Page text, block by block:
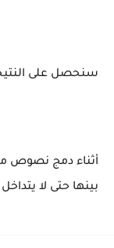
سنحصل على
أثناء دمج نصوص
بينها حتى لا